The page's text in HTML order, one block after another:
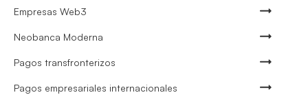
Empresas Web3
Neobanca Moderna
Pagos transfronterizos
Pagos empresariales internacionales